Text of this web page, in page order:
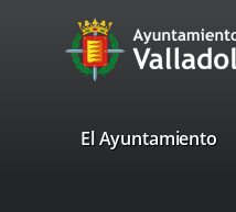
Portal
Web
Ayuntamiento
valladolid.es
El Ayuntamiento